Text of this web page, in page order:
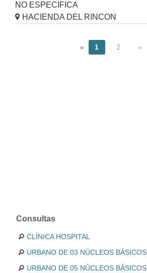
NO ESPECIFICA
HACIENDA DEL RINCON
« 1 2 »
Consultas
CLÍNICA HOSPITAL
URBANO DE 03 NÚCLEOS BÁSICOS
URBANO DE 05 NÚCLEOS BÁSICOS